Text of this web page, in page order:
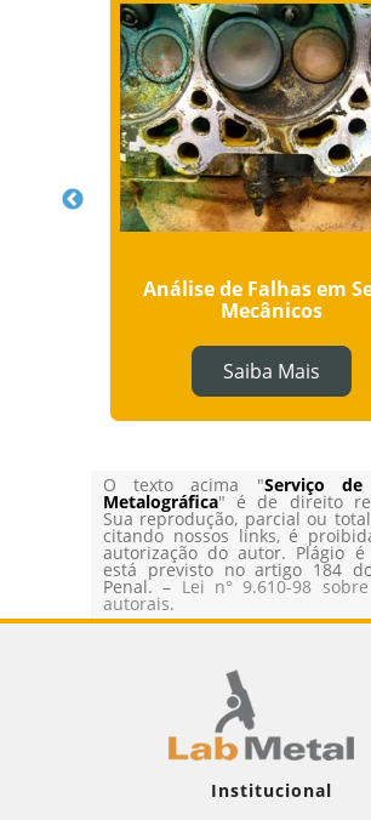
Análise de Falhas em
Mecânicos
Saiba Mais
O texto acima "Serviço de
Metalográfica" é de direito
Sua reprodução, parcial ou
citando nossos links, é
autorização do autor. Plágio
está previsto no artigo 184
Penal. – Lei n° 9.610-98
autorais.
Institucional